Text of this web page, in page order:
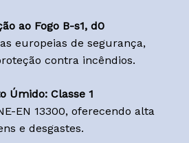
ao Fogo B-s1, d0
europeias de segurança,
contra incêndios.
Úmido: Classe 1
EN 13300, oferecendo alta
e desgastes.